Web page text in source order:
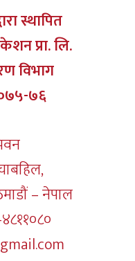
स्थापित
प्रा. लि.
विभाग
७६
– नेपाल